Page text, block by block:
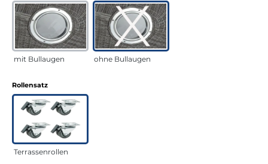
mit Bullaugen ohne Bullaugen
Rollensatzauswählen
Terrassenrollen